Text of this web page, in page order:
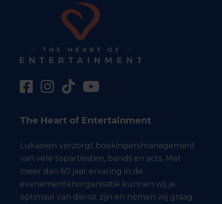
The Heart of Entertainment
Lukassen verzorgt boekingen/management
van vele topartiesten, bands en acts. Met
meer dan 60 jaar ervaring in de
evenementenorganisatie kunnen wij je
optimaal van dienst zijn en nemen wij graag